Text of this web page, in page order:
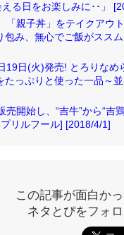
る日をお楽しみに･･」
「親子丼」をテイクアウ
み、無心でご飯がススム
日(火)発売! とろりなめ
っぷりと使った一品～
開始し、“吉牛”から“吉
リルフール] [2018/4/1]
この記事が面白か
ネタとぴをフォ